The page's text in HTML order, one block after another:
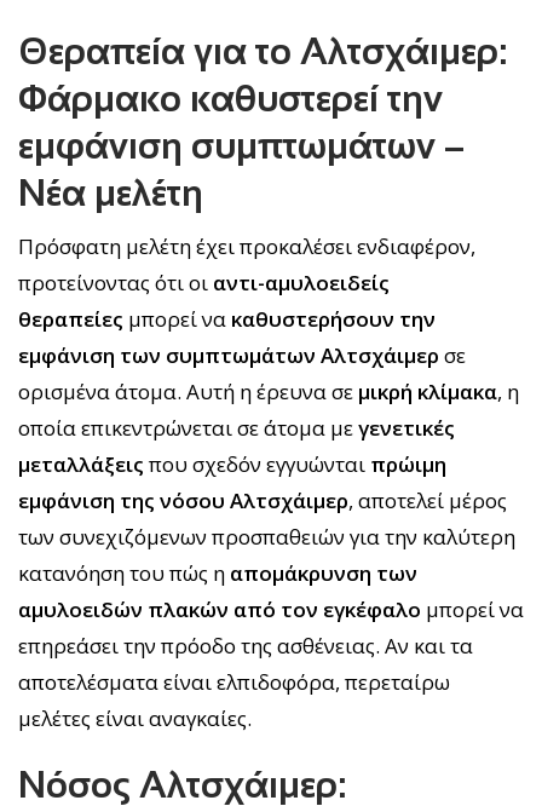
Θεραπεία για το Αλτσχάιμερ:
Φάρμακο καθυστερεί την
εμφάνιση συμπτωμάτων –
Νέα μελέτη
Πρόσφατη μελέτη έχει προκαλέσει ενδιαφέρον,
προτείνοντας ότι οι αντι-αμυλοειδείς
θεραπείες μπορεί να καθυστερήσουν την
εμφάνιση των συμπτωμάτων Αλτσχάιμερ σε
ορισμένα άτομα. Αυτή η έρευνα σε μικρή κλίμακα, η
οποία επικεντρώνεται σε άτομα μεγενετικές
μεταλλάξεις που σχεδόν εγγυώνται πρώιμη
εμφάνιση της νόσου Αλτσχάιμερ, αποτελεί μέρος
των συνεχιζόμενων προσπαθειών για την καλύτερη
κατανόηση του πώς η απομάκρυνση των
αμυλοειδών πλακών από τον εγκέφαλο μπορεί να
επηρεάσει την πρόοδο της ασθένειας. Αν και τα
αποτελέσματα είναι ελπιδοφόρα, περεταίρω
μελέτες είναι αναγκαίες.
Νόσος Αλτσχάιμερ: